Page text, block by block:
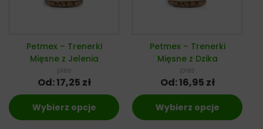
Petmex – Trenerki
Mięsne z Jelenia
pies
Od:17,25 zł
Wybierz opcje
Petmex – Trenerki
Mięsne z Dzika
pies
Od:16,95 zł
Wybierz opcje